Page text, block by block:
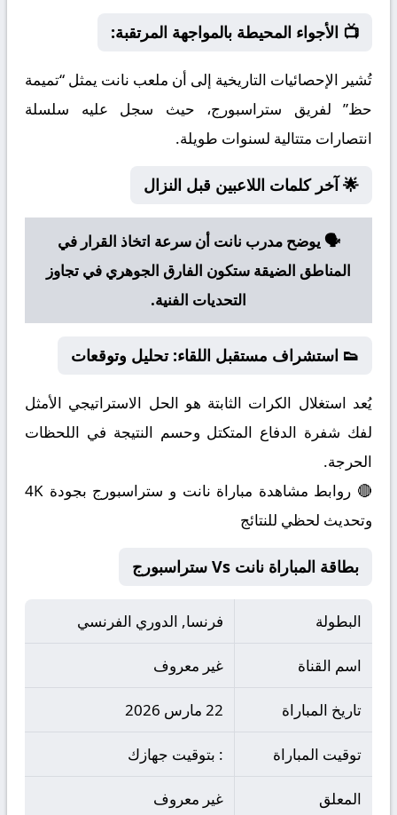
📺 الأجواء المحيطة بالمواجهة المرتقبة:
تُشير الإحصائيات التاريخية إلى أن ملعب نانت يمثل “تميمة
حظ” لفريق ستراسبورج، حيث سجل عليه سلسلة
انتصارات متتالية لسنوات طويلة.
🌟 آخر كلمات اللاعبين قبل النزال
🗣️ يوضح مدرب نانت أن سرعة اتخاذ القرار في
المناطق الضيقة ستكون الفارق الجوهري في تجاوز
التحديات الفنية.
👟 استشراف مستقبل اللقاء: تحليل وتوقعات
يُعد استغلال الكرات الثابتة هو الحل الاستراتيجي الأمثل
لفك شفرة الدفاع المتكتل وحسم النتيجة في اللحظات
الحرجة.
🔴 روابط مشاهدة مباراة نانت و ستراسبورج بجودة 4K
وتحديث لحظي للنتائج
بطاقة المباراة نانت Vs ستراسبورج
البطولة فرنسا, الدوري الفرنسي
اسم القناة غير معروف
تاريخ المباراة 22 مارس 2026
توقيت المباراة : بتوقيت جهازك
المعلق غير معروف